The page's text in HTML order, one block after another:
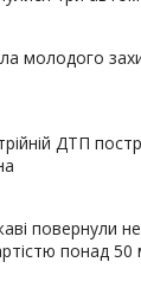
молодого
ДТП
повернули
понад 50